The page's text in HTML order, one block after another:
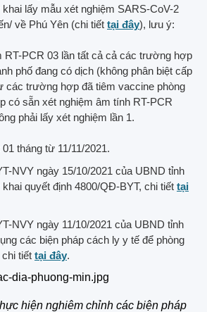
lấy mẫu xét nghiệm SARS-CoV-2
về Phú Yên (chi tiết tại đây), lưu ý:
RT-PCR 03 lần tất cả cả các trường hợp
phố đang có dịch (không phân biệt cấp
các trường hợp đã tiêm vaccine phòng
có sẵn xét nghiệm âm tính RT-PCR
phải lấy xét nghiệm lần 1.
tháng từ 11/11/2021.
NVY ngày 15/10/2021 của UBND tỉnh
quyết định 4800/QĐ-BYT, chi tiết tại
NVY ngày 11/10/2021 của UBND tỉnh
các biện pháp cách ly y tế để phòng
tiết tại đây.
hiện nghiêm chỉnh các biện pháp